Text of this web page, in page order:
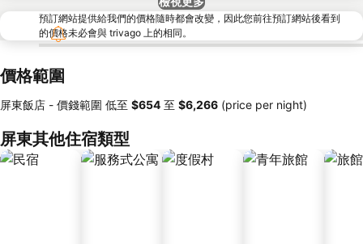
預訂網站提供給我們的價格隨時都會改變，因此您前往預訂網站後看到
的價格未必會與 trivago 上的相同。
價格範圍
屏東飯店 - 價錢範圍 低至 ‎$654 至 ‎$6,266 (price per night)
屏東其他住宿類型